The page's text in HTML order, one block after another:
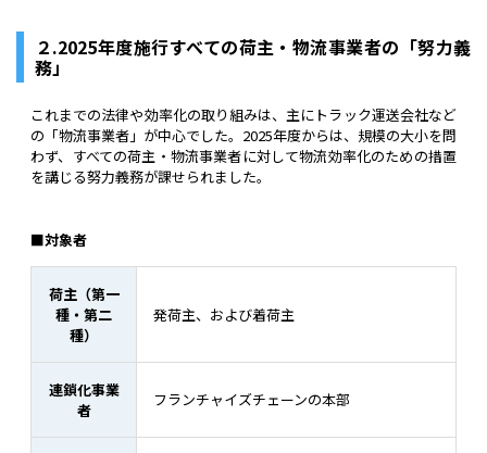
２.2025年度施行すべての荷主・物流事業者の「努力義
務」
これまでの法律や効率化の取り組みは、主にトラック運送会社など
の「物流事業者」が中心でした。2025年度からは、規模の大小を問
わず、すべての荷主・物流事業者に対して物流効率化のための措置
を講じる努力義務が課せられました。
■対象者
荷主（第一
種・第二
種）
発荷主、および着荷主
連鎖化事業
者
フランチャイズチェーンの本部